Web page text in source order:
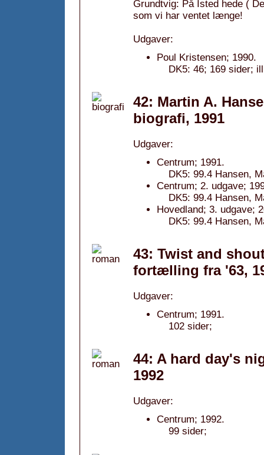
Grundtvig: På Isted hede (
som vi har ventet længe!
Udgaver:
Poul Kristensen; 1990.
DK5: 46; 169 sider;
42: Martin A.
biografi, 1991
Udgaver:
Centrum; 1991.
DK5: 99.4 Hansen,
Centrum; 2. udgave;
DK5: 99.4 Hansen,
Hovedland; 3. udgave;
DK5: 99.4 Hansen,
43: Twist and
fortælling fra '63,
Udgaver:
Centrum; 1991.
102 sider;
44: A hard day's
1992
Udgaver:
Centrum; 1992.
99 sider;